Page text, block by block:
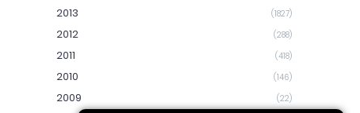
2013 (1827)
2012 (288)
2011 (418)
2010 (146)
2009 (22)